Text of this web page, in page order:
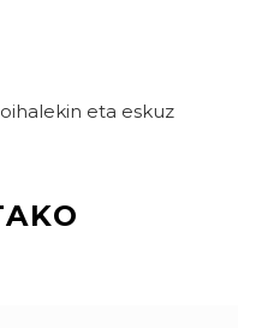
eta eskuz